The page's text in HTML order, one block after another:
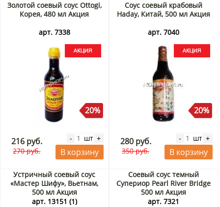
Золотой соевый соус Ottogi,
Корея, 480 мл Акция
арт. 7338
20%
216 руб.
270 руб.
- шт +
В корзину
Соус соевый крабовый
Haday, Китай, 500 мл Акция
арт. 7040
20%
280 руб.
350 руб.
- шт +
В корзину
Устричный соевый соус
«Мастер Шифу», Вьетнам,
500 мл Акция
арт. 13151 (1)
Соевый соус темный
Супериор Pearl River Bridge
500 мл Акция
арт. 7321